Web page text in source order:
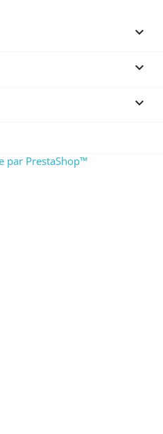



par PrestaShop™